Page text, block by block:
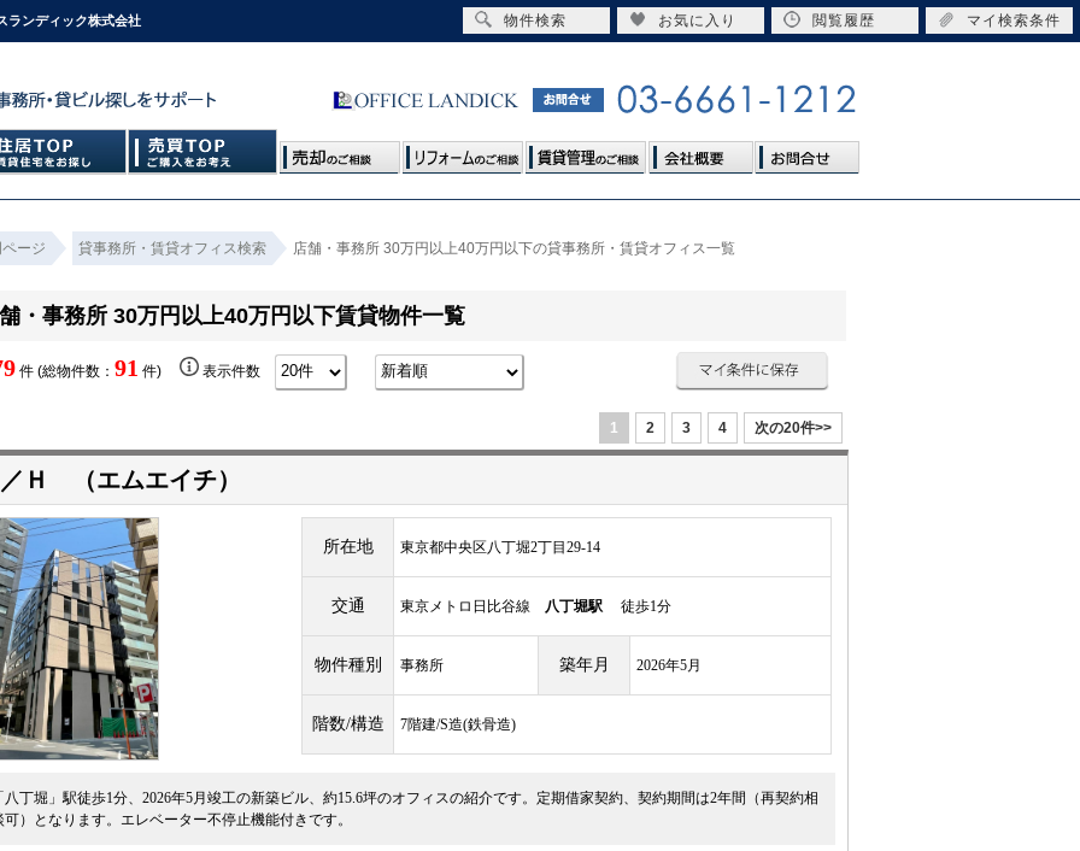
ランディック株式会社
ージ 貸事務所・賃貸オフィス検索 店舗・事務所 30万円以上40万円以下の貸事務所・賃貸オフィス一覧
・事務所 30万円以上40万円以下賃貸物件一覧
件 (総物件数： 91 件) 表示件数
1 2 3 4 次の20件>>
Ｈ （エムエイチ）
所在地 東京都中央区八丁堀2丁目29-14
交通 東京メトロ日比谷線 八丁堀駅 徒歩1分
物件種別 事務所 築年月 2026年5月
階数/構造 7階建/S造(鉄骨造)
八丁堀」駅徒歩1分、2026年5月竣工の新築ビル、約15.6坪のオフィスの紹介です。定期借家契約、契約期間は2年間（再契約相
可）となります。エレベーター不停止機能付きです。
物件検索 お気に入り 閲覧履歴 マイ検索条件